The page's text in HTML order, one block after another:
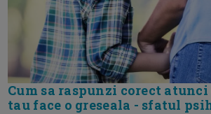
Cum sa raspunzi corect
tau face o greseala - sfatul